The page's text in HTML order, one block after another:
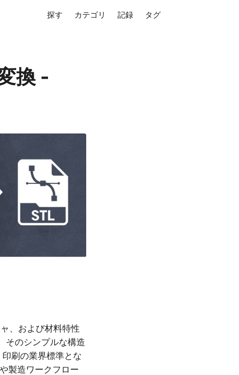
探す カテゴリ 記録 タグ
換 -
、および材料特性
そのシンプルな構造
刷の業界標準とな
製造ワークフロー